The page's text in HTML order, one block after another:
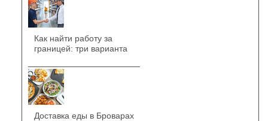
Как найти работу за
границей: три варианта
Доставка еды в Броварах